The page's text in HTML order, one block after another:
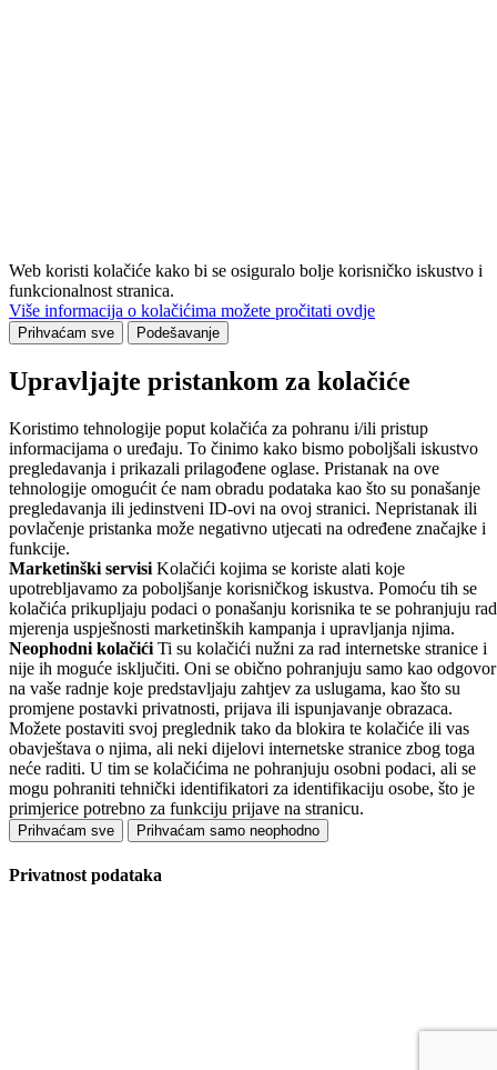
Web koristi kolačiće kako bi se osiguralo bolje korisničko iskustvo i
funkcionalnost stranica.
Više informacija o kolačićima možete pročitati ovdje
Prihvaćam sve Podešavanje
Upravljajte pristankom za kolačiće
Koristimo tehnologije poput kolačića za pohranu i/ili pristup
informacijama o uređaju. To činimo kako bismo poboljšali iskustvo
pregledavanja i prikazali prilagođene oglase. Pristanak na ove
tehnologije omogućit će nam obradu podataka kao što su ponašanje
pregledavanja ili jedinstveni ID-ovi na ovoj stranici. Nepristanak ili
povlačenje pristanka može negativno utjecati na određene značajke i
funkcije.
Marketinški servisi Kolačići kojima se koriste alati koje
upotrebljavamo za poboljšanje korisničkog iskustva. Pomoću tih se
kolačića prikupljaju podaci o ponašanju korisnika te se pohranjuju
mjerenja uspješnosti marketinških kampanja i upravljanja njima.
Neophodni kolačići Ti su kolačići nužni za rad internetske stranice i
nije ih moguće isključiti. Oni se obično pohranjuju samo kao odgovor
na vaše radnje koje predstavljaju zahtjev za uslugama, kao što su
promjene postavki privatnosti, prijava ili ispunjavanje obrazaca.
Možete postaviti svoj preglednik tako da blokira te kolačiće ili vas
obavještava o njima, ali neki dijelovi internetske stranice zbog toga
neće raditi. U tim se kolačićima ne pohranjuju osobni podaci, ali se
mogu pohraniti tehnički identifikatori za identifikaciju osobe, što je
primjerice potrebno za funkciju prijave na stranicu.
Prihvaćam sve Prihvaćam samo neophodno
Privatnost podataka